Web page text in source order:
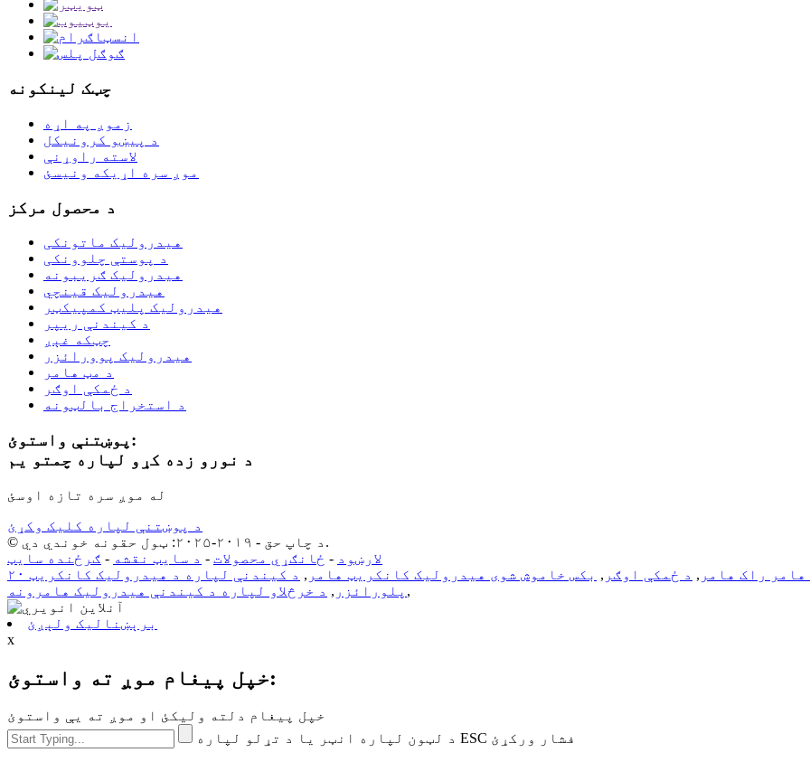
چټک لینکونه
زموږ په اړه
د پیښو کرونیکل
لاسته راوړنې
موږ سره اړیکه ونیسئ
د محصول مرکز
هیدرولیک ماتونکی
د پوستې چلوونکی
هیدرولیک ګریبونه
هیدرولیک قینچي
هیدرولیک پلیټ کمپیکټر
د کیندنې ریپر
چټکه غېږ
هیدرولیک پوورائزر
د مټ هامر
د ځمکې اوګر
د استخراج بالټونه
پوښتنې واستوئ:
د نورو زده کړو لپاره چمتو یم
له موږ سره تازه اوسئ
د پوښتنې لپاره کلیک وکړئ
© د چاپ حق - ۲۰۱۹-۲۰۲۵: ټول حقونه خوندي دي.
لارښود - ځانګړي محصولات - د سایټ نقشه - ګرځنده سایټ
راک هامر , د ځمکې اوګر , بکس خاموش شوی هیدرولیک کانکریټ هامر , د کیندنې لپاره د هیدرولیک کانکریټ
پلورائزر , د خرڅلاو لپاره د کیندنې هیدرولیک هامرونه ,
برېښنالیک ولېږئ
x
خپل پیغام موږ ته واستوئ:
خپل پیغام دلته ولیکئ او موږ ته یې واستوئ
د لټون لپاره انټر یا د تړلو لپاره ESC فشار ورکړئ